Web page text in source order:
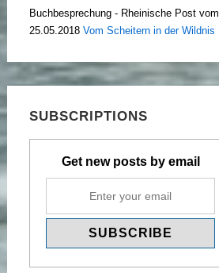
Buchbesprechung - Rheinische Post vom
25.05.2018 Vom Scheitern in der Wildnis
SUBSCRIPTIONS
Get new posts by email